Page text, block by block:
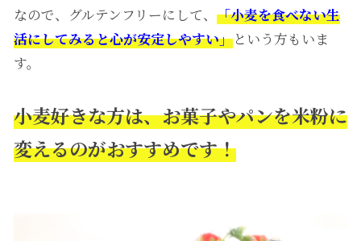
なので、グルテンフリーにして、 「小麦を食べない生
活にしてみると心が安定しやすい」という方もいま
す。
小麦好きな方は、お菓子やパンを米粉に
変えるのがおすすめです！